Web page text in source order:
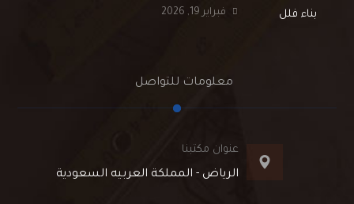
فبراير 19, 2026
معلومات للتواصل
عنوان مكتبنا
الرياض - المملكة العربيه السعودية